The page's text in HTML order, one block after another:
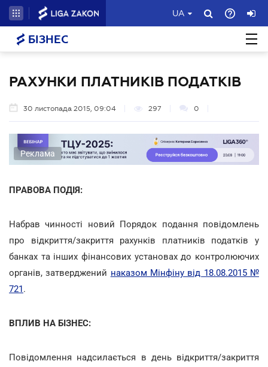
UA
БІЗНЕС
РАХУНКИ ПЛАТНИКІВ ПОДАТКІВ
30 листопада 2015, 09:04 297 0
Реклама
ПРАВОВА ПОДІЯ:
Набрав чинності новий Порядок подання повідомлень
про відкриття/закриття рахунків платників податків у
банках та інших фінансових установах до контролюючих
органів, затверджений наказом Мінфіну від 18.08.2015 №
721.
ВПЛИВ НА БІЗНЕС:
Повідомлення надсилається в день відкриття/закриття